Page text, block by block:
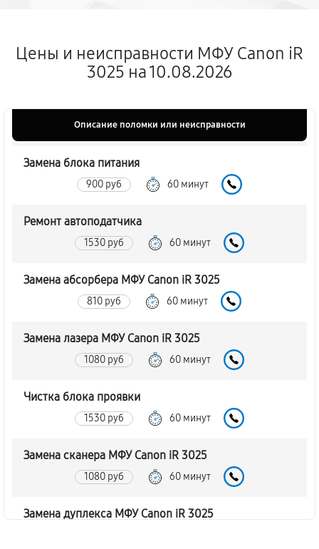
Цены и неисправности МФУ Canon iR
3025 на 10.08.2026
Описание поломки или неисправности
Замена блока питания
900 руб 60 минут
Ремонт автоподатчика
1530 руб 60 минут
Замена абсорбера МФУ Canon iR 3025
810 руб 60 минут
Замена лазера МФУ Canon iR 3025
1080 руб 60 минут
Чистка блока проявки
1530 руб 60 минут
Замена сканера МФУ Canon iR 3025
1080 руб 60 минут
Замена дуплекса МФУ Canon iR 3025